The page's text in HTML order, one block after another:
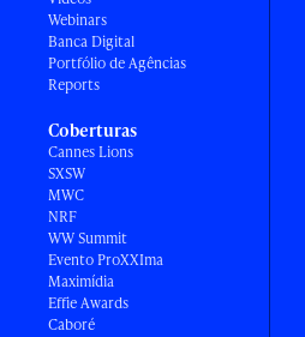
Webinars
Banca Digital
Portfólio de Agências
Reports
Coberturas
Cannes Lions
SXSW
MWC
NRF
WW Summit
Evento ProXXIma
Maximídia
Effie Awards
Caboré